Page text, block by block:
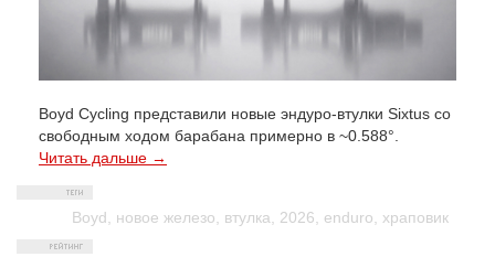
Boyd Cycling представили новые эндуро-втулки Sixtus со
свободным ходом барабана примерно в ~0.588°.
Читать дальше →
Boyd новое железо втулка 2026 enduro храповик